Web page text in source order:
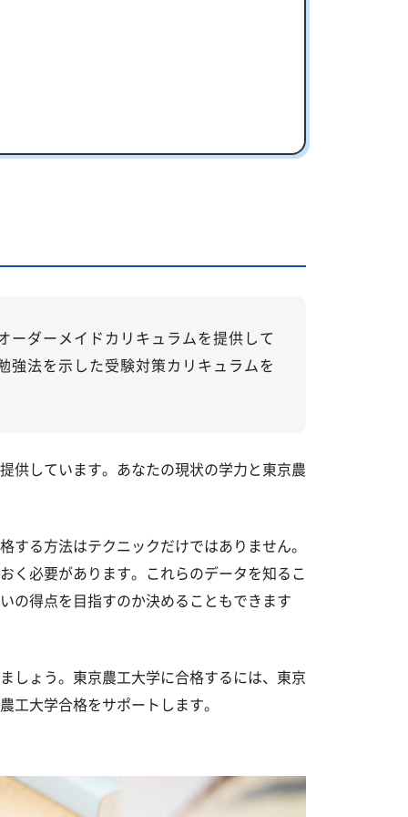
ーダーメイドカリキュラムを提供して
強法を示した受験対策カリキュラムを
供しています。あなたの現状の学力と東京農
る方法はテクニックだけではありません。
く必要があります。これらのデータを知るこ
の得点を目指すのか決めることもできます
しょう。東京農工大学に合格するには、東京
大学合格をサポートします。